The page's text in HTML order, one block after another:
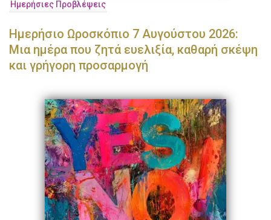
Ημερήσιες Προβλέψεις
Ημερήσιο Ωροσκόπιο 7 Αυγούστου 2026:
Μια ημέρα που ζητά ευελιξία, καθαρή σκέψη
και γρήγορη προσαρμογή